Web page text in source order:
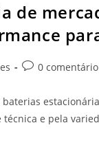
de
0 comentário
técnica e pela